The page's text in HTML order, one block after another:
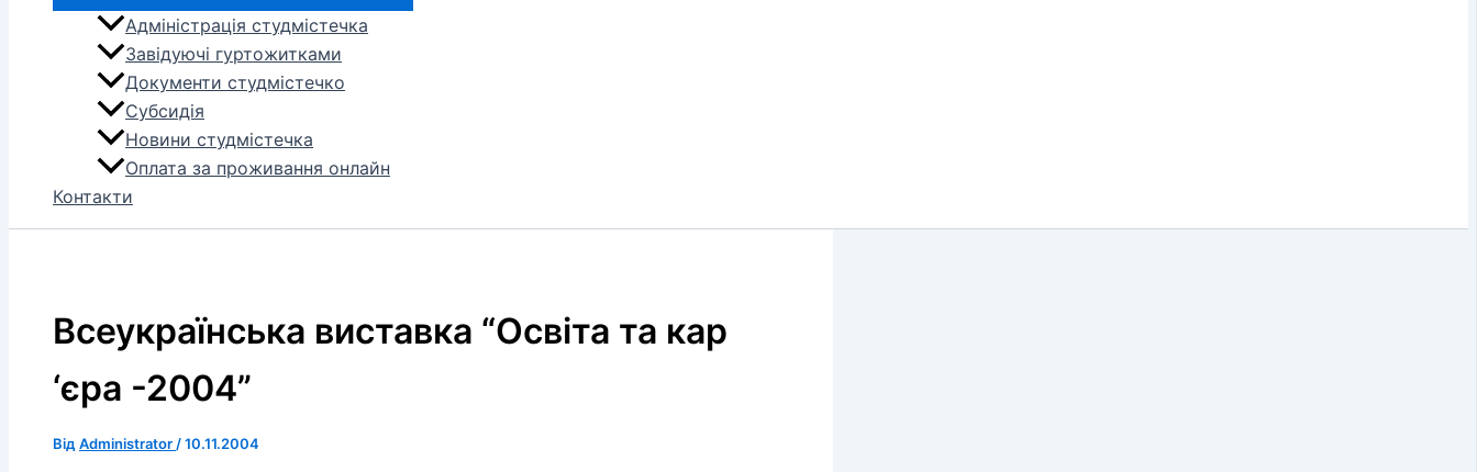
Адміністрація студмістечка
Завідуючі гуртожитками
Документи студмістечко
Субсидія
Новини студмістечка
Оплата за проживання онлайн
Контакти
Всеукраїнська виставка “Освіта та кар
‘єра -2004”
Від Administrator /10.11.2004